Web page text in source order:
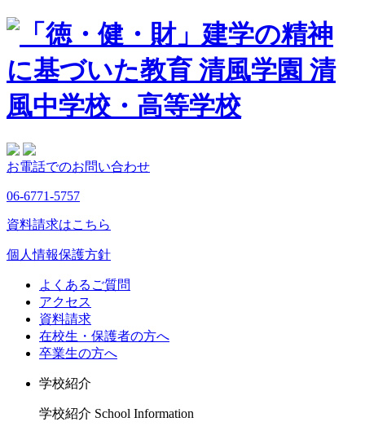
お電話でのお問い合わせ
06-6771-5757
資料請求はこちら
個人情報保護方針
よくあるご質問
アクセス
資料請求
在校生・保護者の方へ
卒業生の方へ
学校紹介
学校紹介 School Information